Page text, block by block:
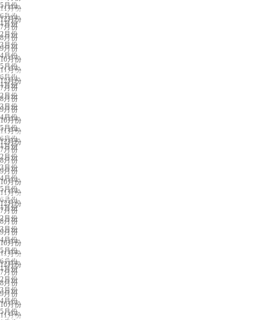
11月份
12月份
5月份
6月份
7月份
8月份
9月份
10月份
11月份
12月份
长春展会排期
1月份
2月份
3月份
4月份
5月份
6月份
7月份
8月份
9月份
10月份
11月份
12月份
沈阳展会排期
1月份
2月份
3月份
4月份
5月份
6月份
7月份
8月份
9月份
10月份
11月份
12月份
临沂展会排期
1月份
2月份
3月份
4月份
5月份
6月份
7月份
8月份
9月份
10月份
11月份
12月份
西安展会排期
1月份
2月份
3月份
4月份
5月份
6月份
7月份
8月份
9月份
10月份
11月份
银川展会排期
1月份
2月份
3月份
4月份
5月份